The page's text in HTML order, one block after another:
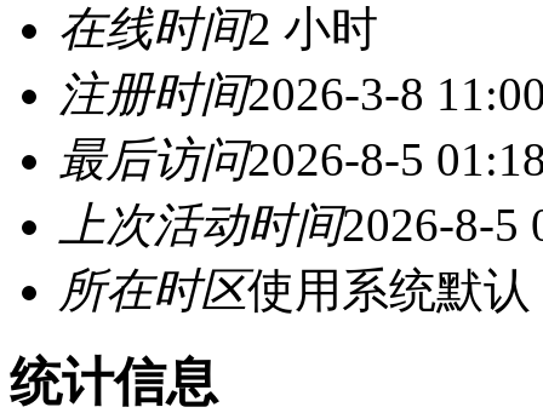
在线时间2 小时
注册时间2026-3-8
最后访问2026-8-5
上次活动时间2026-8-5
所在时区使用系统默认
统计信息